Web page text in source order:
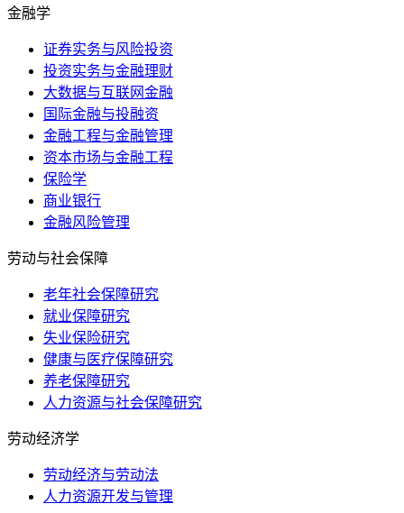
金融学
证券实务与风险投资
投资实务与金融理财
大数据与互联网金融
国际金融与投融资
金融工程与金融管理
资本市场与金融工程
保险学
商业银行
金融风险管理
劳动与社会保障
老年社会保障研究
就业保障研究
失业保险研究
健康与医疗保障研究
养老保障研究
人力资源与社会保障研究
劳动经济学
劳动经济与劳动法
人力资源开发与管理